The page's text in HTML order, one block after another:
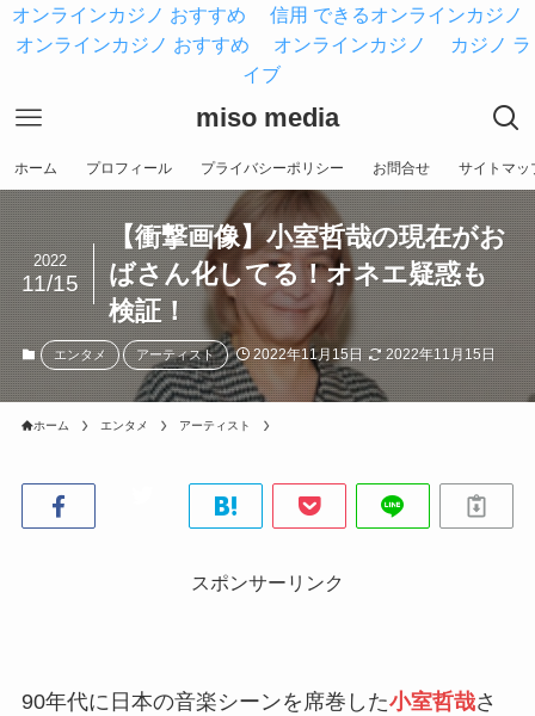
オンラインカジノ おすすめ
信用 できるオンラインカジノ
オンラインカジノ おすすめ
オンラインカジノ
カジノ ラ
イブ
miso media
ホーム プロフィール プライバシーポリシー お問合せ サイトマッ
【衝撃画像】小室哲哉の現在がお
ばさん化してる！オネエ疑惑も
検証！
2022
11/15
エンタメ アーティスト 2022年11月15日 2022年11月15日
ホーム エンタメ アーティスト
スポンサーリンク
90年代に日本の音楽シーンを席巻した小室哲哉さ